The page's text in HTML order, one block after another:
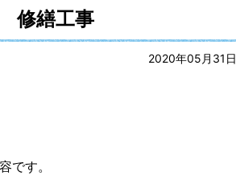
修繕工事
2020年05月31日
です。